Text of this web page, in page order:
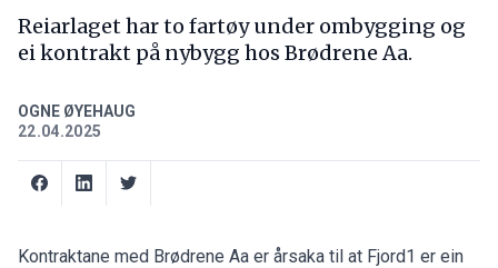
Reiarlaget har to fartøy under ombygging og
ei kontrakt på nybygg hos Brødrene Aa.
OGNE ØYEHAUG
22.04.2025
Kontraktane med Brødrene Aa er årsaka til at Fjord1 er ein